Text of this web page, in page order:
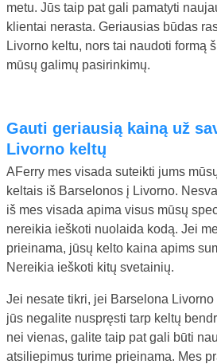
metu. Jūs taip pat gali pamatyti
klientai nerasta. Geriausias būdas
Livorno keltu, nors tai naudoti formą
mūsų galimų pasirinkimų.
gauti geriausią kainą už savo Barselona
Livorno keltų
AFerry mes visada suteikti jums
keltais iš Barselonos į Livorno.
iš mes visada apima visus mūsų
nereikia ieškoti nuolaida kodą. Jei
prieinama, jūsų kelto kaina apims
Nereikia ieškoti kitų svetainių.
Jei nesate tikri, jei Barselona
jūs negalite nuspręsti tarp keltų
nei vienas, galite taip pat gali būti
atsiliepimus turime prieinama. Mes